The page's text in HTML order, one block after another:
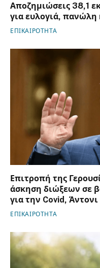
Αποζημιώσεις 38,1
για ευλογιά,
ΕΠΙΚΑΙΡΟΤΗΤΑ
Επιτροπή της
άσκηση διώξεων σε
για την Covid,
ΕΠΙΚΑΙΡΟΤΗΤΑ